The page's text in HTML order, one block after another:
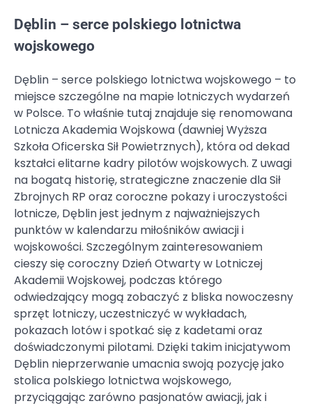
Dęblin – serce polskiego lotnictwa
wojskowego
Dęblin – serce polskiego lotnictwa wojskowego – to
miejsce szczególne na mapie lotniczych wydarzeń
w Polsce. To właśnie tutaj znajduje się renomowana
Lotnicza Akademia Wojskowa (dawniej Wyższa
Szkoła Oficerska Sił Powietrznych), która od dekad
kształci elitarne kadry pilotów wojskowych. Z uwagi
na bogatą historię, strategiczne znaczenie dla Sił
Zbrojnych RP oraz coroczne pokazy i uroczystości
lotnicze, Dęblin jest jednym z najważniejszych
punktów w kalendarzu miłośników awiacji i
wojskowości. Szczególnym zainteresowaniem
cieszy się coroczny Dzień Otwarty w Lotniczej
Akademii Wojskowej, podczas którego
odwiedzający mogą zobaczyć z bliska nowoczesny
sprzęt lotniczy, uczestniczyć w wykładach,
pokazach lotów i spotkać się z kadetami oraz
doświadczonymi pilotami. Dzięki takim inicjatywom
Dęblin nieprzerwanie umacnia swoją pozycję jako
stolica polskiego lotnictwa wojskowego,
przyciągając zarówno pasjonatów awiacji, jak i